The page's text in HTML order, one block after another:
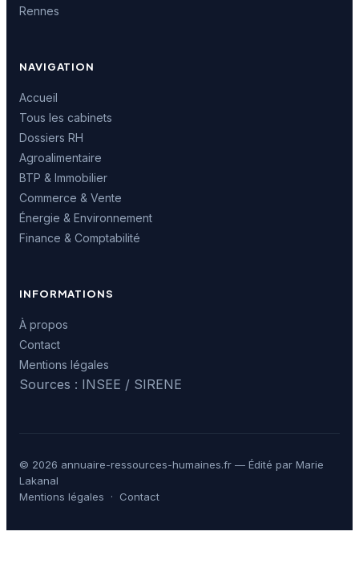
Rennes
NAVIGATION
Accueil
Tous les cabinets
Dossiers RH
Agroalimentaire
BTP & Immobilier
Commerce & Vente
Énergie & Environnement
Finance & Comptabilité
INFORMATIONS
À propos
Contact
Mentions légales
Sources : INSEE / SIRENE
© 2026 annuaire-ressources-humaines.fr — Édité par Marie
Lakanal
Mentions légales · Contact